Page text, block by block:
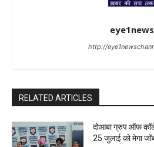
eye1news
http://
RELATED ARTICLES
दोआबा ग्रुप ऑफ
25 जुलाई को मेगा